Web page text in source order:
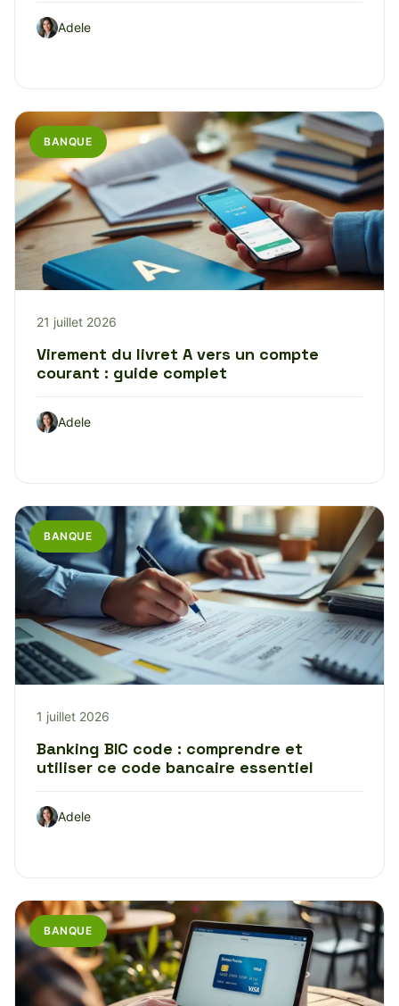
Adele
BANQUE
21 juillet 2026
Virement du livret A vers un compte
courant : guide complet
Adele
BANQUE
1 juillet 2026
Banking BIC code : comprendre et
utiliser ce code bancaire essentiel
Adele
BANQUE